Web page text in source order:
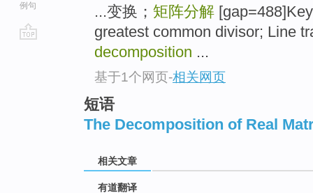
例句
...变换； 矩阵分解
greatest common divisor; Line
decomposition ...
基于1个网页-相关网页
短语
The Decomposition of Real
相关文章
有道翻译